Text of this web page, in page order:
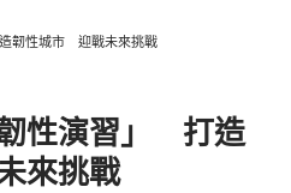
韌性城市 迎戰未來挑戰
性演習」 打造
來挑戰